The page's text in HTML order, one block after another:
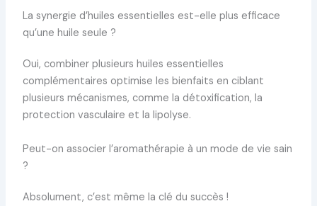
La synergie d’huiles essentielles est-elle plus efficace
qu’une huile seule ?
Oui, combiner plusieurs huiles essentielles
complémentaires optimise les bienfaits en ciblant
plusieurs mécanismes, comme la détoxification, la
protection vasculaire et la lipolyse.
Peut-on associer l’aromathérapie à un mode de vie sain
?
Absolument, c’est même la clé du succès !